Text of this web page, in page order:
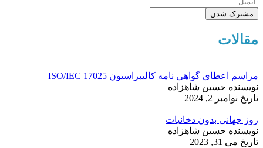
مشترک شدن
مقالات
مراسم اعطای گواهی نامه کالیبراسیون ISO/IEC 17025
نویسنده حسین شاهزاده
تاریخ نوامبر 2, 2024
روز جهانی بدون دخانیات
نویسنده حسین شاهزاده
تاریخ می 31, 2023